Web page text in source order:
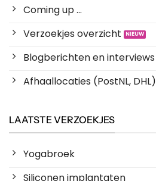
Coming up ...
Verzoekjes overzicht
Blogberichten en interviews
Afhaallocaties (PostNL, DHL)
LAATSTE VERZOEKJES
Yogabroek
Siliconen implantaten